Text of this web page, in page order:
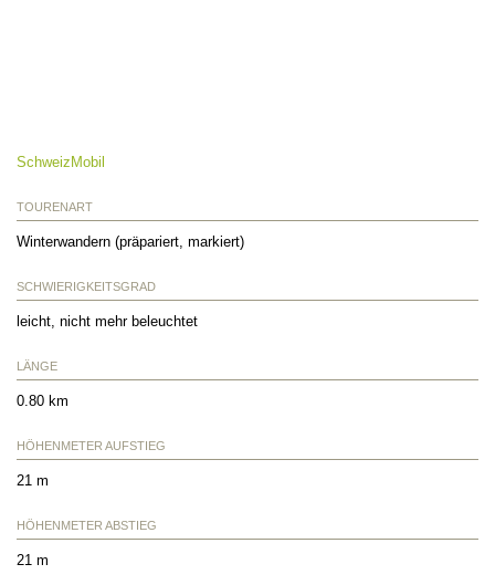
SchweizMobil
TOURENART
Winterwandern (präpariert, markiert)
SCHWIERIGKEITSGRAD
leicht, nicht mehr beleuchtet
LÄNGE
0.80 km
HÖHENMETER AUFSTIEG
21 m
HÖHENMETER ABSTIEG
21 m